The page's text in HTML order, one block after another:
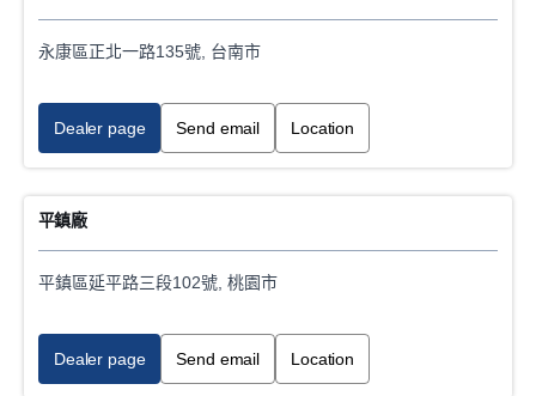
永康區正北一路135號, 台南市
Dealer page Send email Location
平鎮廠
平鎮區延平路三段102號, 桃園市
Dealer page Send email Location